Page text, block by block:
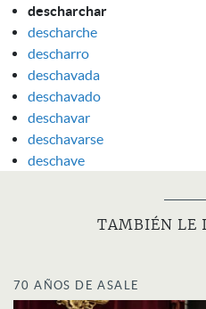
descharchar
descharche
descharro
deschavada
deschavado
deschavar
deschavarse
deschave
TAMBIÉN LE
70 AÑOS DE ASALE